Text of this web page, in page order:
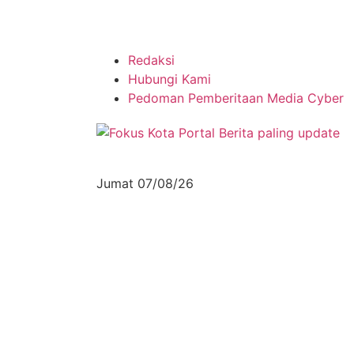
Redaksi
Hubungi Kami
Pedoman Pemberitaan Media Cyber
Jumat 07/08/26